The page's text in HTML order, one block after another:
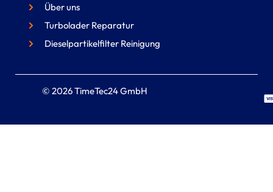
Über uns
Turbolader Reparatur
Dieselpartikelfilter Reinigung
© 2026 TimeTec24 GmbH